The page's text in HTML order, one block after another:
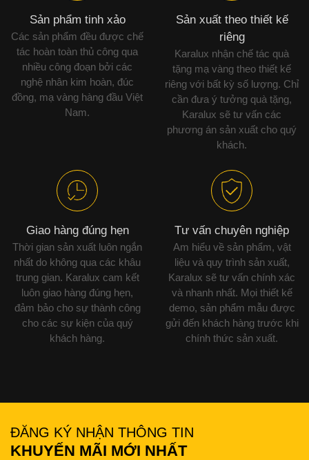
Sản phẩm tinh xảo
Các sản phẩm đều được chế
tác hoàn toàn thủ công qua
nhiều công đoạn bởi các
nghệ nhân kim hoàn, đúc
đồng, mạ vàng hàng đầu Việt
Nam.
Sản xuất theo thiết kế
riêng
Karalux nhận chế tác quà
tặng mạ vàng theo thiết kế
riêng với bất kỳ số lượng. Chỉ
cần đưa ý tưởng quà tặng,
Karalux sẽ tư vấn các
phương án sản xuất cho quý
khách.
Giao hàng đúng hẹn
Thời gian sản xuất luôn ngắn
nhất do không qua các khâu
trung gian. Karalux cam kết
luôn giao hàng đúng hẹn,
đảm bảo cho sự thành công
cho các sự kiện của quý
khách hàng.
Tư vấn chuyên nghiệp
Am hiểu về sản phẩm, vật
liệu và quy trình sản xuất,
Karalux sẽ tư vấn chính xác
và nhanh nhất. Mọi thiết kế
demo, sản phẩm mẫu được
gửi đến khách hàng trước khi
chính thức sản xuất.
ĐĂNG KÝ NHẬN THÔNG TIN
KHUYẾN MÃI MỚI NHẤT